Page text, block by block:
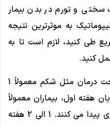
و تورم در بدن بیمار
به موثرترین نتیجه
طی کنید، لازم است تا به
کنید.
بخش زیادی از تورم در ناحیه تحت درمان مثل شکم معمولاً 1
هفته اول، بیماران معمولاً
هر روز که می گذرد، احساس بهتری پیدا می کنند. 1 الی 2 هفته